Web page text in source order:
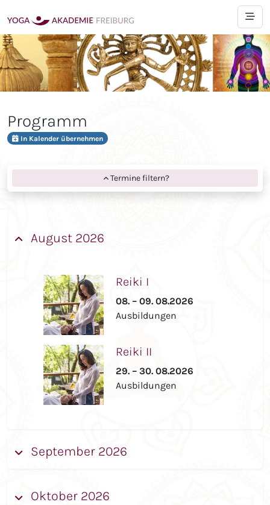
Programm
In Kalender übernehmen
August 2026
Reiki I
08. – 09. 08.2026
Ausbildungen
Reiki II
29. – 30. 08.2026
Ausbildungen
September 2026
Oktober 2026
Termine filtern?